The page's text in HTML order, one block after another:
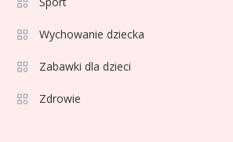
Wychowanie dziecka
Zabawki dla dzieci
Zdrowie
Górnik Zabrze
pozycji, statystyk i